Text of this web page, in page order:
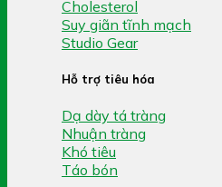
Cholesterol
Suy giãn tĩnh mạch
Studio Gear
Hỗ trợ tiêu hóa
Dạ dày tá tràng
Nhuận tràng
Khó tiêu
Táo bón